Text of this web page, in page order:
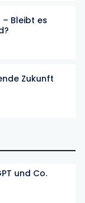
Bleibt es
Zukunft
und Co.